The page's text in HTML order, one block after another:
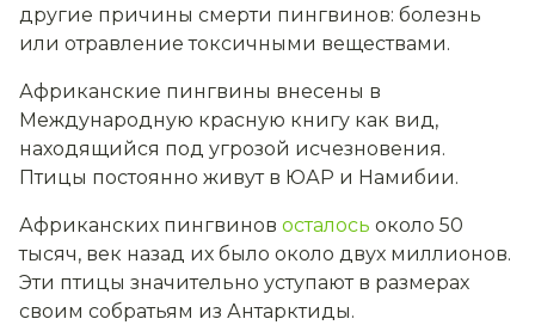
другие причины смерти пингвинов: болезнь
или отравление токсичными веществами.
Африканские пингвины внесены в
Международную красную книгу как вид,
находящийся под угрозой исчезновения.
Птицы постоянно живут в ЮАР и Намибии.
Африканских пингвинов осталось около 50
тысяч, век назад их было около двух миллионов.
Эти птицы значительно уступают в размерах
своим собратьям из Антарктиды.